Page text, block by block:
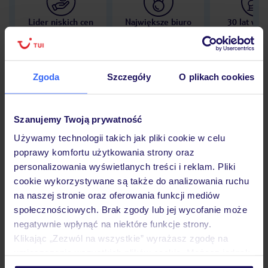
Zgoda Szczegóły O plikach cookies
Szanujemy Twoją prywatność
Używamy technologii takich jak pliki cookie w celu
poprawy komfortu użytkowania strony oraz
personalizowania wyświetlanych treści i reklam. Pliki
cookie wykorzystywane są także do analizowania ruchu
na naszej stronie oraz oferowania funkcji mediów
społecznościowych. Brak zgody lub jej wycofanie może
negatywnie wpłynąć na niektóre funkcje strony.
Klikając „Zezwól na wszystkie” wyrażasz zgodę na
Lider niskich cen
Największe biuro
30 lat w
Opinie
Pokoje
Wyżywienie